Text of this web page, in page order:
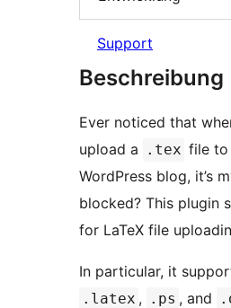
Support
Beschreibung
Ever noticed that
upload a
.tex file
WordPress blog, it’s
blocked? This plugin
for LaTeX file
In particular, it
.latex , .ps , and